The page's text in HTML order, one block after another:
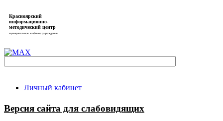
Красноярский
информационно-
методический центр
муниципальное казённое учреждение
Личный кабинет
Версия сайта для слабовидящих